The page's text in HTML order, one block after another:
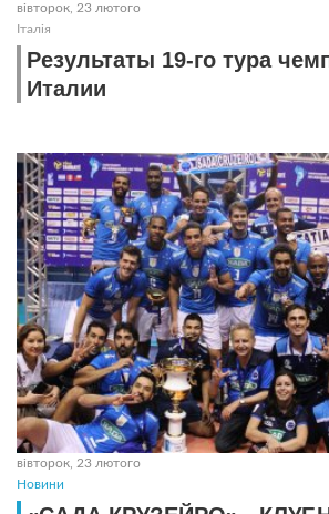
вівторок, 23 лютого
Італія
Результаты 19-го тура
Италии
вівторок, 23 лютого
Новини